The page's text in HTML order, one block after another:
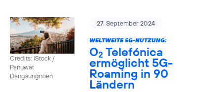
Credits: iStock /
Panuwat
Dangsungnoen
27. September 2024
WELTWEITE 5G-NUTZUNG:
O2 Telefónica
ermöglicht 5G-
Roaming in 90
Ländern